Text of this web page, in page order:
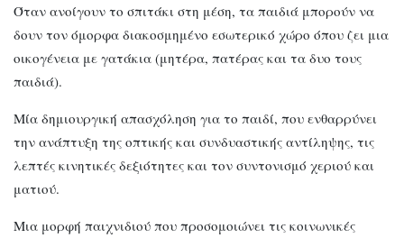
Όταν ανοίγουν το σπιτάκι στη μέση, τα παιδιά μπορούν να
δουν τον όμορφα διακοσμημένο εσωτερικό χώρο όπου ζει μια
οικογένεια με γατάκια (μητέρα, πατέρας και τα δυο τους
παιδιά).
Μία δημιουργική απασχόληση για το παιδί, που ενθαρρύνει
την ανάπτυξη της οπτικής και συνδυαστικής αντίληψης, τις
λεπτές κινητικές δεξιότητες και τον συντονισμό χεριού και
ματιού.
Μια μορφή παιχνιδιού που προσομοιώνει τις κοινωνικές